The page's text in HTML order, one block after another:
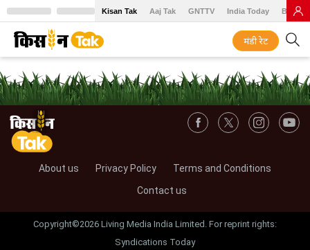
Kisan Tak Aaj Tak GNTTV India Today BT
मंडी रेट
About us Privacy Policy
Terms and Conditions
Contact us
Copyright©2026 Living Media India Limited. For reprint rights:
Syndications Today